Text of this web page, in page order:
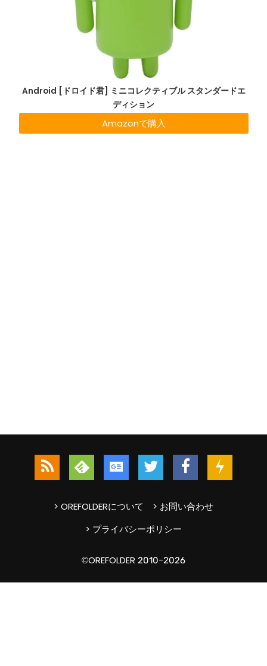
Android [ドロイド君] ミニコレクティブル スタンダードエ
ディション
Amazonで購入
> OREFOLDERについて
> お問い合わせ
> プライバシーポリシー
©OREFOLDER 2010-2026